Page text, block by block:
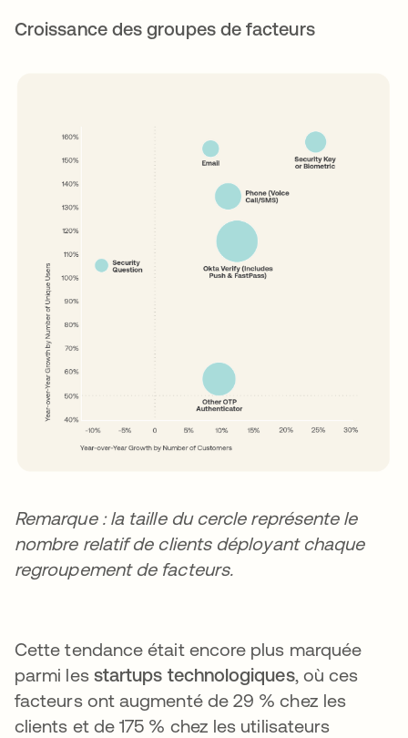
Croissance des groupes de facteurs
Remarque : la taille du cercle représente le
nombre relatif de clients déployant chaque
regroupement de facteurs.
Cette tendance était encore plus marquée
parmi les startups technologiques, où ces
facteurs ont augmenté de 29 % chez les
clients et de 175 % chez les utilisateurs